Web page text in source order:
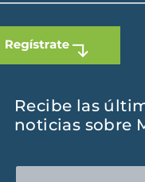
Recibe las
noticias sobre